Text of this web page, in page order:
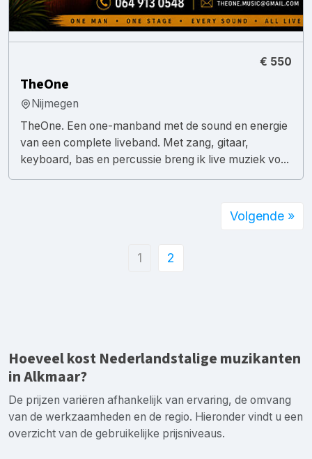
€ 550
TheOne
Nijmegen
TheOne. Een one-manband met de sound en energie
van een complete liveband. Met zang, gitaar,
keyboard, bas en percussie breng ik live muziek vo...
1 2
Volgende »
Hoeveel kost Nederlandstalige muzikanten
in Alkmaar?
De prijzen variëren afhankelijk van ervaring, de omvang
van de werkzaamheden en de regio. Hieronder vindt u een
overzicht van de gebruikelijke prijsniveaus.